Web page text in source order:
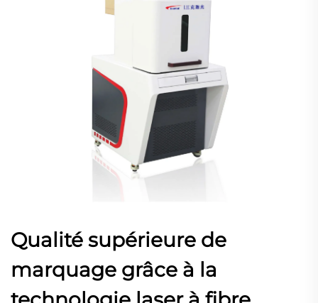
Qualité supérieure de
marquage grâce à la